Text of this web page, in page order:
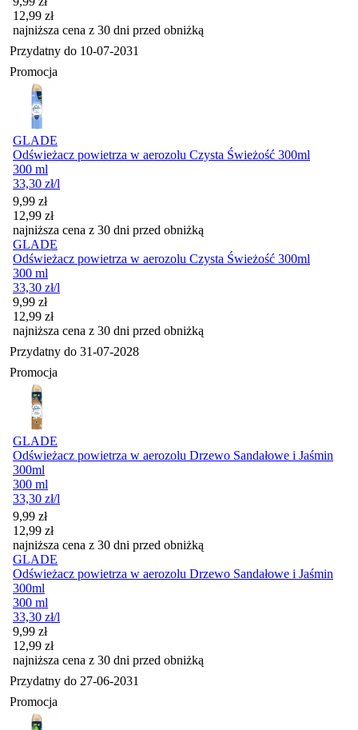
12,99 zł
najniższa cena z 30 dni przed obniżką
Przydatny do 10-07-2031
Promocja
GLADE
Odświeżacz powietrza w aerozolu Czysta Świeżość 300ml
300 ml
33,30 zł/l
Cena promocyjna
9,99 zł
12,99 zł
najniższa cena z 30 dni przed obniżką
GLADE
Odświeżacz powietrza w aerozolu Czysta Świeżość 300ml
300 ml
33,30 zł/l
Cena promocyjna
9,99 zł
12,99 zł
najniższa cena z 30 dni przed obniżką
Przydatny do 31-07-2028
Promocja
GLADE
Odświeżacz powietrza w aerozolu Drzewo Sandałowe i Jaśmin
300ml
300 ml
33,30 zł/l
Cena promocyjna
9,99 zł
12,99 zł
najniższa cena z 30 dni przed obniżką
GLADE
Odświeżacz powietrza w aerozolu Drzewo Sandałowe i Jaśmin
300ml
300 ml
33,30 zł/l
Cena promocyjna
9,99 zł
12,99 zł
najniższa cena z 30 dni przed obniżką
Przydatny do 27-06-2031
Promocja